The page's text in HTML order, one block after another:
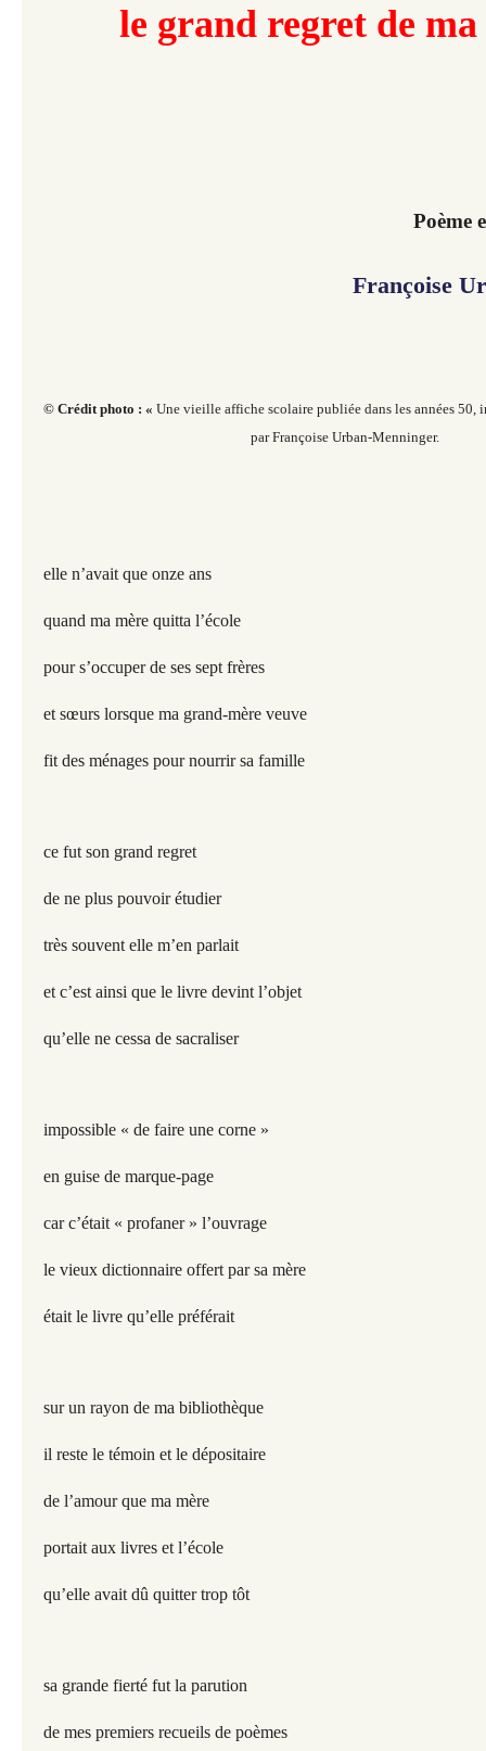
le grand regret de ma
Poème
Françoise
© Crédit photo : « Une vieille affiche scolaire publiée dans les années 50,
par Françoise Urban-Menninger.
elle n’avait que onze ans
quand ma mère quitta l’école
pour s’occuper de ses sept frères
et sœurs lorsque ma grand-mère veuve
fit des ménages pour nourrir sa famille
ce fut son grand regret
de ne plus pouvoir étudier
très souvent elle m’en parlait
et c’est ainsi que le livre devint l’objet
qu’elle ne cessa de sacraliser
impossible « de faire une corne »
en guise de marque-page
car c’était « profaner » l’ouvrage
le vieux dictionnaire offert par sa mère
était le livre qu’elle préférait
sur un rayon de ma bibliothèque
il reste le témoin et le dépositaire
de l’amour que ma mère
portait aux livres et l’école
qu’elle avait dû quitter trop tôt
sa grande fierté fut la parution
de mes premiers recueils de poèmes